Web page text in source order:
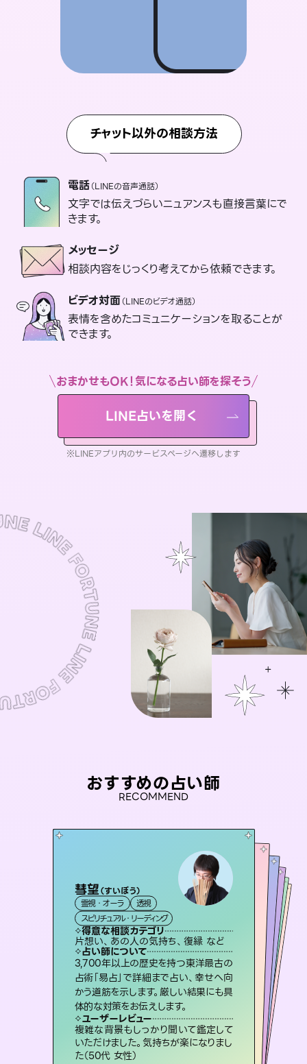
チャット以外の相談方法
電話（LINEの音声通話）
文字では伝えづらいニュアンスも直接言葉にで
きます。
メッセージ
相談内容をじっくり考えてから依頼できます。
ビデオ対面（LINEのビデオ通話）
表情を含めたコミュニケーションを取ることが
できます。
おまかせもOK！気になる占い師を探そう
LINE占いを開く
※LINEアプリ内のサービスページへ遷移します
おすすめの占い師
RECOMMEND
彗望（すいぼう）
霊視・オーラ
透視
スピリチュアル・リーディング
得意な相談カテゴリ
片想い、あの人の気持ち、復縁 など
占い師について
3,700年以上の歴史を持つ東洋最古の
占術「易占」で詳細まで占い、幸せへ向
かう道筋を示します。厳しい結果にも具
体的な対策をお伝えします。
ユーザーレビュー
複雑な背景もしっかり聞いて鑑定して
いただけました。気持ちが楽になりまし
た（50代 女性）
桃源珠羽（とうげんみう）
霊視・オーラ タロット
スピリチュアル・リーディング
得意な相談カテゴリ
片想い、あの人の気持ち、復縁 など
占い師について
恋愛のお悩みの中でも特に「曖昧な関
係」の相談を得意としており、友達以上
恋人未満なお相手との今後や本音を丁
寧に読み解き恋愛成就へと導きます。
ユーザーレビュー
鑑定していただいてアドバイス通りに行
動すると仲が復活してきました。ありが
とうございました（40代 女性）
未来視師＊花
霊視・オーラ
スピリチュアル・リーディング
得意な相談カテゴリ
出逢い、片想い、復縁 など
占い師について
未来には何パターンもの選択肢があり
ます。不安で視えにくくなっているあな
たの素敵な未来を見つけ、その未来を
選択できるようアドバイスします。
ユーザーレビュー
職場の人の性質や人間関係、本心など
本当によく視えていてびっくり。対策が
打てて前向きになれます（40代）
アイリス -iris-
西洋占星術
ルーン
得意な相談カテゴリ
恋愛総合、片想い、二人の未来 など
占い師について
復縁、恋愛、不倫の行方、同性愛や片思い、仕事関係や借金問題まで知りたいことや心の負担になっていることを紐解き、背中をそっと押して導きます。
ユーザーレビュー
安心感のあり、言い切ってくれる所や濁
さない鑑定のおかげで、毎回自分の気
持ちを整えられます（30代 男性）
セラピスト理恵
霊視・オーラ
スピリチュアル・リーディング
得意な相談カテゴリ
片想い、二人の未来、年の差 など
占い師について
連絡再開、復縁、成就などの報告実績
多数。セラピストとして2万超の施術経
験があるからこそできる鑑定で、より良
い未来をサポートします。
ユーザーレビュー
とても心温まる鑑定でした。しかもこち
らは何も言っていないのに視えていらっ
しゃるんだなと驚きです（30代女性）
おう 霊感オラクル
霊視・オーラ
オラクルカード
得意な相談カテゴリ
恋愛総合、あの人の気持ち など
占い師について
霊視×オラクルカードを使って「今」と
「未来」そして「気になるあの人の気持
ち」まで丁寧に読み解き、恋や人生のヒ
ントを優しく引き出します。
ユーザーレビュー
不安な気持ちが嘘みたいに晴れまし
た…！よく視えていらっしゃるんだなと
感じました（40代 女性）